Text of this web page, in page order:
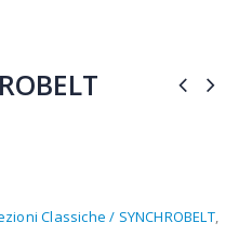
Classiche / SYNCHROBELT,